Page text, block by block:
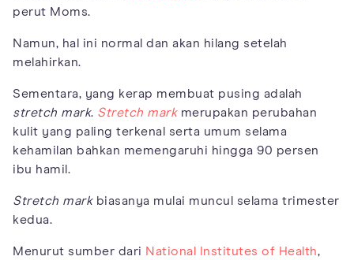
perut Moms.
Namun, hal ini normal dan akan hilang setelah
melahirkan.
Sementara, yang kerap membuat pusing adalah
stretch mark. Stretch markmerupakan perubahan
kulit yang paling terkenal serta umum selama
kehamilan bahkan memengaruhi hingga 90 persen
ibu hamil.
Stretch markbiasanya mulai muncul selama trimester
kedua.
Menurut sumber dari National Institutes of Health,